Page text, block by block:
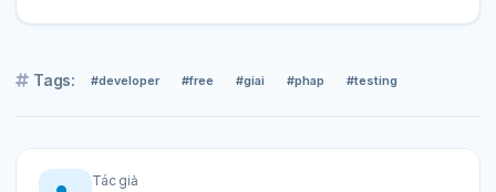
Tags: #developer #free #giai #phap #testing
Tác giả